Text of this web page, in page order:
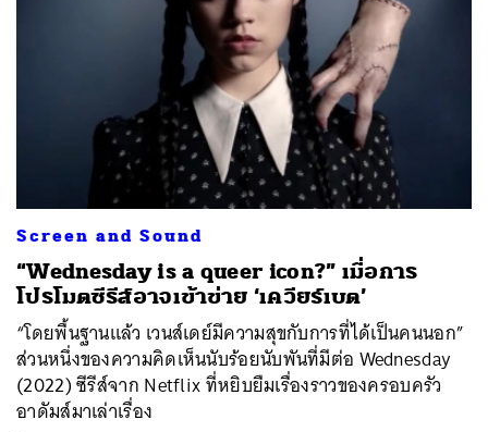
Screen and Sound
“Wednesday is a queer icon?” เมื่อการ
โปรโมตซีรีส์อาจเข้าข่าย ‘เควียร์เบต’
“โดยพื้นฐานแล้ว เวนส์เดย์มีความสุขกับการที่ได้เป็นคนนอก”
ส่วนหนึ่งของความคิดเห็นนับร้อยนับพันที่มีต่อ Wednesday
(2022) ซีรีส์จาก Netflix ที่หยิบยืมเรื่องราวของครอบครัว
อาดัมส์มาเล่าเรื่อง